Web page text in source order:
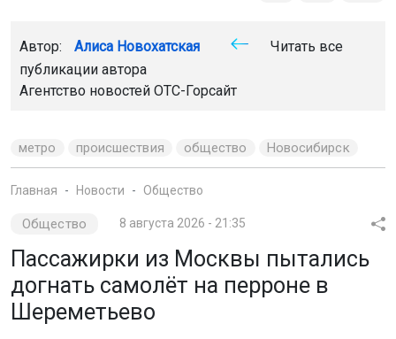
Автор: Алиса Новохатская
Читать все
публикации автора
Агентство новостей ОТС-Горсайт
метро происшествия общество Новосибирск
Главная Новости Общество
Общество 8 августа 2026 - 21:35
Пассажирки из Москвы пытались
догнать самолёт на перроне в
Шереметьево